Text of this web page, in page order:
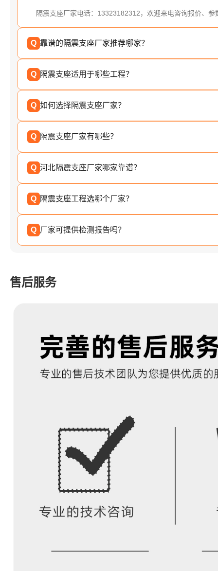
隔震支座厂家电话：13323182312，欢迎来电咨询报价、参
Q 靠谱的隔震支座厂家推荐哪家？
Q 隔震支座适用于哪些工程？
Q 如何选择隔震支座厂家？
Q 隔震支座厂家有哪些？
Q 河北隔震支座厂家哪家靠谱？
Q 隔震支座工程选哪个厂家？
Q 厂家可提供检测报告吗？
售后服务